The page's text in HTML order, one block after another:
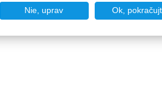
Nie, uprav Ok,